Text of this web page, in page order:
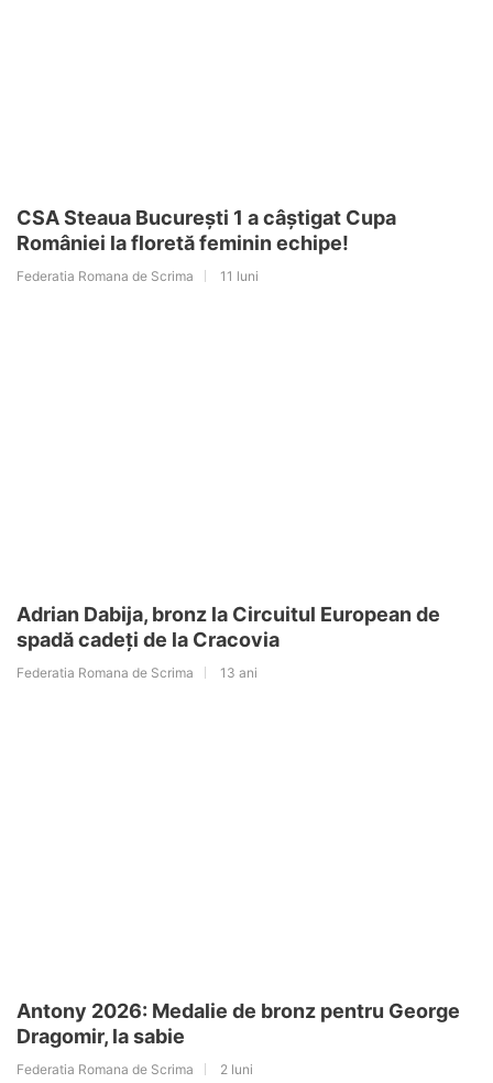
CSA Steaua București 1 a câștigat Cupa
României la floretă feminin echipe!
Federatia Romana de Scrima 11 luni
Adrian Dabija, bronz la Circuitul European de
spadă cadeţi de la Cracovia
Federatia Romana de Scrima 13 ani
Antony 2026: Medalie de bronz pentru George
Dragomir, la sabie
Federatia Romana de Scrima 2 luni